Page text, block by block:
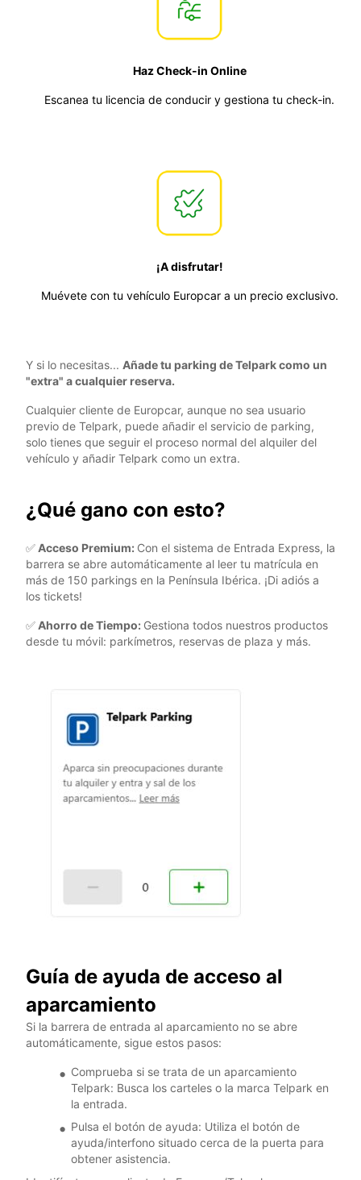
Haz Check-in Online
Escanea tu licencia de conducir y gestiona tu check-in.
¡A disfrutar!
Muévete con tu vehículo Europcar a un precio exclusivo.
Y si lo necesitas... Añade tu parking de Telpark como un
"extra" a cualquier reserva.
Cualquier cliente de Europcar, aunque no sea usuario
previo de Telpark, puede añadir el servicio de parking,
solo tienes que seguir el proceso normal del alquiler del
vehículo y añadir Telpark como un extra.
¿Qué gano con esto?
✅Acceso Premium: Con el sistema de Entrada Express, la
barrera se abre automáticamente al leer tu matrícula en
más de 150 parkings en la Península Ibérica. ¡Di adiós a
los tickets!
✅Ahorro de Tiempo: Gestiona todos nuestros productos
desde tu móvil: parkímetros, reservas de plaza y más.
Guía de ayuda de acceso al
aparcamiento
Si la barrera de entrada al aparcamiento no se abre
automáticamente, sigue estos pasos:
Comprueba si se trata de un aparcamiento
Telpark: Busca los carteles o la marca Telpark en
la entrada.
Pulsa el botón de ayuda: Utiliza el botón de
ayuda/interfono situado cerca de la puerta para
obtener asistencia.